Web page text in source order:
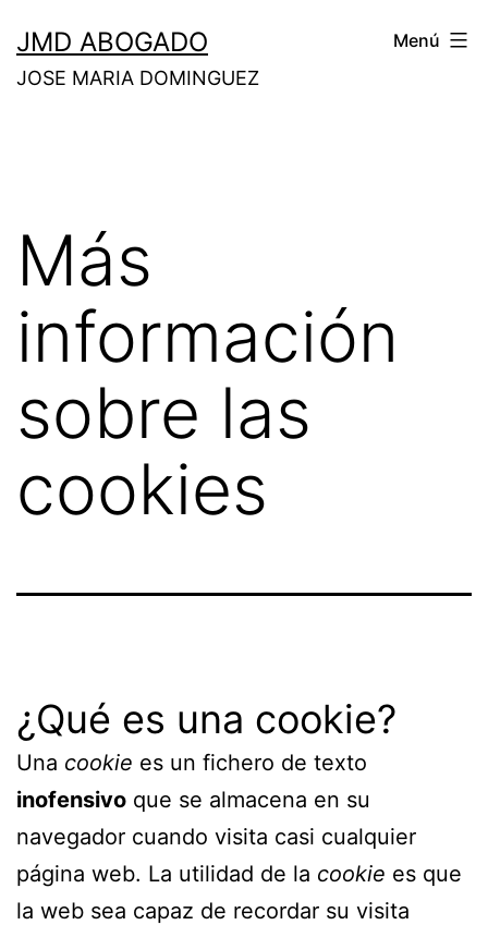
contenido
JMD ABOGADO
JOSE MARIA DOMINGUEZ
Menú
Más
información
sobre las
cookies
¿Qué es una cookie?
Una cookie es un fichero de texto
inofensivo que se almacena en su
navegador cuando visita casi cualquier
página web. La utilidad de la cookie es que
la web sea capaz de recordar su visita